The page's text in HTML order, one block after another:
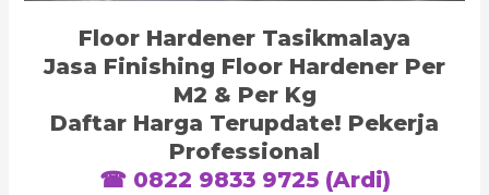
Floor Hardener Tasikmalaya
Jasa Finishing Floor Hardener Per
M2 & Per Kg
Daftar Harga Terupdate! Pekerja
Professional
☎ 0822 9833 9725 (Ardi)